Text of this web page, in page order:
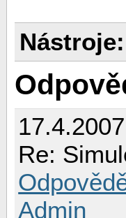
Nástroje:
Re:
Admin